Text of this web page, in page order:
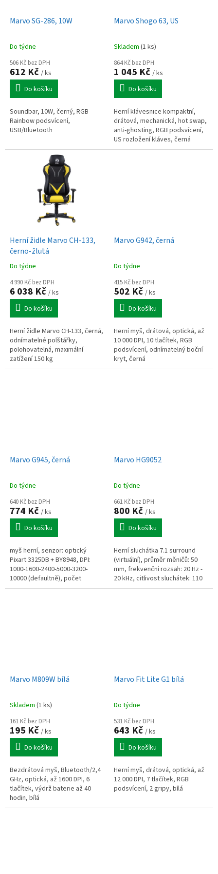
Marvo SG-286, 10W
Do týdne
506 Kč bez DPH
612 Kč / ks
Do košíku
Soundbar, 10W, černý, RGB
Rainbow podsvícení,
USB/Bluetooth
Marvo Shogo 63, US
Skladem (1 ks)
864 Kč bez DPH
1 045 Kč / ks
Do košíku
Herní klávesnice kompaktní,
drátová, mechanická, hot swap,
anti-ghosting, RGB podsvícení,
US rozložení kláves, černá
Herní židle Marvo CH-133,
černo-žlutá
Do týdne
4 990 Kč bez DPH
6 038 Kč / ks
Do košíku
Herní židle Marvo CH-133, černá,
odnímatelné polštářky,
polohovatelná, maximální
zatížení 150 kg
Marvo G942, černá
Do týdne
415 Kč bez DPH
502 Kč / ks
Do košíku
Herní myš, drátová, optická, až
10 000 DPI, 10 tlačítek, RGB
podsvícení, odnímatelný boční
kryt, černá
Marvo G945, černá
Do týdne
640 Kč bez DPH
774 Kč / ks
Do košíku
myš herní, senzor: optický
Pixart 3325DB + BY8948, DPI:
1000-1600-2400-5000-3200-
10000 (defaultně), počet
tlačítek: 9 (programovatelných),
Marvo HG9052
Do týdne
661 Kč bez DPH
800 Kč / ks
Do košíku
Herní sluchátka 7.1 surround
(virtuální), průměr měničů: 50
mm, frekvenční rozsah: 20 Hz -
20 kHz, citlivost sluchátek: 110
dB, všesměrový mikrofon,
Marvo M809W bílá
Skladem (1 ks)
161 Kč bez DPH
195 Kč / ks
Do košíku
Bezdrátová myš, Bluetooth/2,4
GHz, optická, až 1600 DPI, 6
tlačítek, výdrž baterie až 40
hodin, bílá
Marvo Fit Lite G1 bílá
Do týdne
531 Kč bez DPH
643 Kč / ks
Do košíku
Herní myš, drátová, optická, až
12 000 DPI, 7 tlačítek, RGB
podsvícení, 2 gripy, bílá